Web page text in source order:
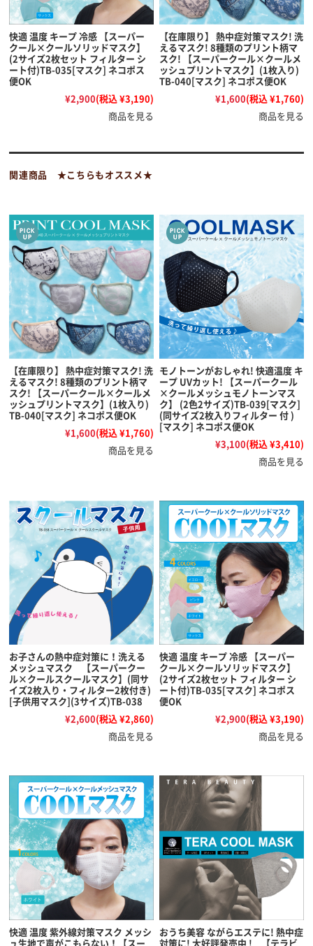
快適 温度 キープ 冷感 【スーパー
クール×クールソリッドマスク】
(2サイズ2枚セット フィルター シ
ート付)TB-035[マスク] ネコポス
便OK
¥2,900(税込 ¥3,190)
商品を見る
【在庫限り】 熱中症対策マスク! 洗
えるマスク! 8種類のプリント柄マ
スク! 【スーパークール×クールメ
ッシュプリントマスク】(1枚入り)
TB-040[マスク] ネコポス便OK
¥1,600(税込 ¥1,760)
商品を見る
関連商品 ★こちらもオススメ★
【在庫限り】 熱中症対策マスク! 洗
えるマスク! 8種類のプリント柄マ
スク! 【スーパークール×クールメ
ッシュプリントマスク】(1枚入り)
TB-040[マスク] ネコポス便OK
¥1,600(税込 ¥1,760)
商品を見る
モノトーンがおしゃれ! 快適温度 キ
ープ UVカット! 【スーパークール
×クールメッシュモノトーンマス
ク】 (2色2サイズ)TB-039[マスク]
(同サイズ2枚入りフィルター 付 )
[マスク] ネコポス便OK
¥3,100(税込 ¥3,410)
商品を見る
お子さんの熱中症対策に！洗える
メッシュマスク 【スーパークー
ル×クールスクールマスク】(同サ
イズ2枚入り・フィルター2枚付き)
[子供用マスク](3サイズ)TB-038
¥2,600(税込 ¥2,860)
商品を見る
快適 温度 キープ 冷感 【スーパー
クール×クールソリッドマスク】
(2サイズ2枚セット フィルター シ
ート付)TB-035[マスク] ネコポス
便OK
¥2,900(税込 ¥3,190)
商品を見る
快適 温度 紫外線対策マスク メッシ
ュ生地で声がこもらない！【スー
おうち美容 ながらエステに! 熱中症
対策に! 大好評発売中 ! 【テラビ